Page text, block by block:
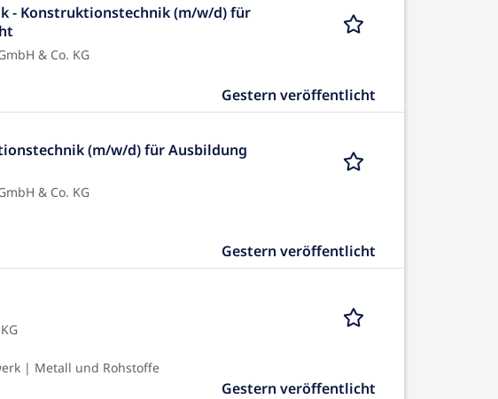
- Konstruktionstechnik (m/w/d) für
& Co. KG
Gestern veröffentlicht
(m/w/d) für Ausbildung
& Co. KG
Gestern veröffentlicht
| Metall und Rohstoffe
Gestern veröffentlicht